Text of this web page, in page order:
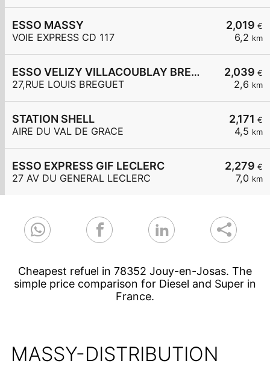
2,019 €
6,2 km
ESSO MASSY
VOIE EXPRESS CD 117
2,039 €
2,6 km
ESSO VELIZY VILLACOUBLAY BREGUET
27,RUE LOUIS BREGUET
2,171 €
4,5 km
STATION SHELL
AIRE DU VAL DE GRACE
2,279 €
7,0 km
ESSO EXPRESS GIF LECLERC
27 AV DU GENERAL LECLERC
Cheapest refuel in 78352 Jouy-en-Josas. The
simple price comparison for Diesel and Super in
France.
MASSY-DISTRIBUTION